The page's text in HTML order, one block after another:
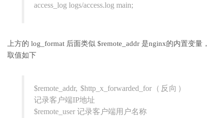
access_log logs/access.log main;
上方的 log_format 后面类似 $remote_addr 是nginx的内置变量，
取值如下
$remote_addr, $http_x_forwarded_for（反向）
记录客户端IP地址
$remote_user 记录客户端用户名称